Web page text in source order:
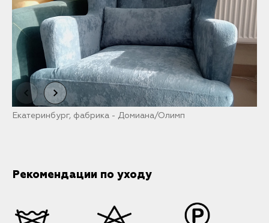
Екатеринбург, фабрика - Домиана/Олимп
Рекомендации по уходу